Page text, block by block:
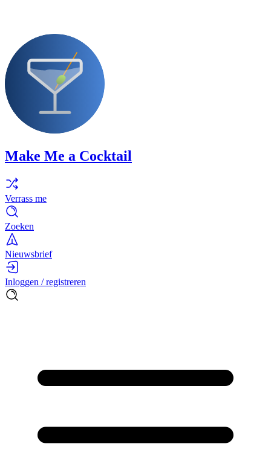
Make Me a Cocktail
Verrass me
Zoeken
Nieuwsbrief
Inloggen / registreren